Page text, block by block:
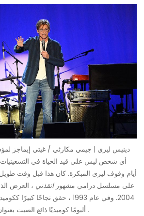
دينيس ليري | جيمي مكارثي / غيتي إيماجز
أي شخص ليس على قيد الحياة في
أيام وقوف ليري المبكرة. كان هذا قبل وقت
على مسلسل درامي مشهورانقذني ، العرض
2004. وفي عام 1993 ، حقق نجاحًا
ألبومًا كوميديًا ذائع الصيت .